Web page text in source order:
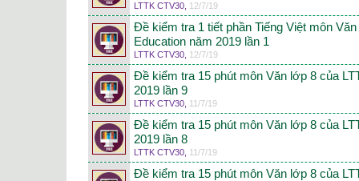
LTTK CTV30 12/7/19
Đề kiểm tra 1 tiết phần Tiếng Việt môn
Education năm 2019 lần 1
LTTK CTV30 12/7/19
Đề kiểm tra 15 phút môn Văn lớp 8 của
2019 lần 9
LTTK CTV30 11/7/19
Đề kiểm tra 15 phút môn Văn lớp 8 của
2019 lần 8
LTTK CTV30 11/7/19
Đề kiểm tra 15 phút môn Văn lớp 8 của